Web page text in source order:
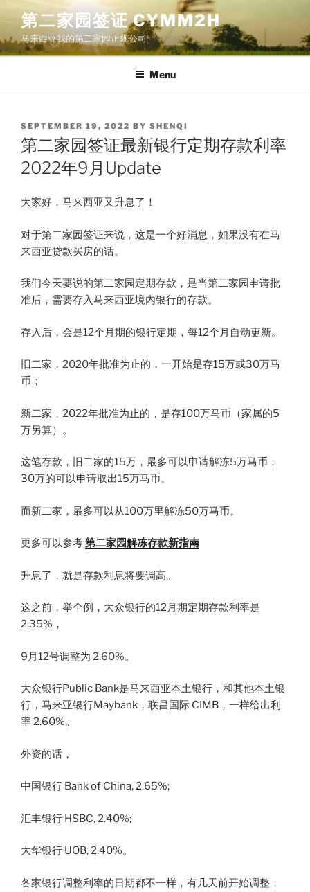
Skip
content
第二家园签证 CYMM2H
马来西亚我的第二家园正规公司
Menu
POSTED
ON
SEPTEMBER 19, 2022 BY SHENQI
第二家园签证最新银行定期存款利率
2022年9月Update
大家好，马来西亚又升息了！
对于第二家园签证来说，这是一个好消息，如果没有在马
来西亚贷款买房的话。
我们今天要说的第二家园定期存款，是当第二家园申请批
准后，需要存入马来西亚境内银行的存款。
存入后，会是12个月期的银行定期，每12个月自动更新。
旧二家，2020年批准为止的，一开始是存15万或30万马
币；
新二家，2022年批准为止的，是存100万马币（家属的5
万另算）。
这笔存款，旧二家的15万，最多可以申请解冻5万马币；
30万的可以申请取出15万马币。
而新二家，最多可以从100万里解冻50万马币。
更多可以参考第二家园解冻存款新指南
升息了，就是存款利息将要调高。
这之前，举个例，大众银行的12月期定期存款利率是
2.35%，
9月12号调整为 2.60%。
大众银行Public Bank是马来西亚本土银行，和其他本土银
行，马来亚银行Maybank，联昌国际 CIMB，一样给出利
率 2.60%。
外资的话，
中国银行 Bank of China, 2.65%;
汇丰银行 HSBC, 2.40%;
大华银行 UOB, 2.40%。
各家银行调整利率的日期都不一样，有几天前开始调整，